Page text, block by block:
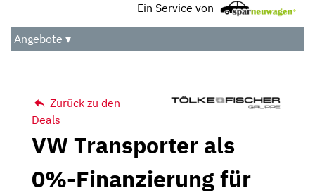
Audio
Das Beste
Ein Service von
Angebote ▾
Zurück zu den
Deals
VW Transporter als
0%-Finanzierung für